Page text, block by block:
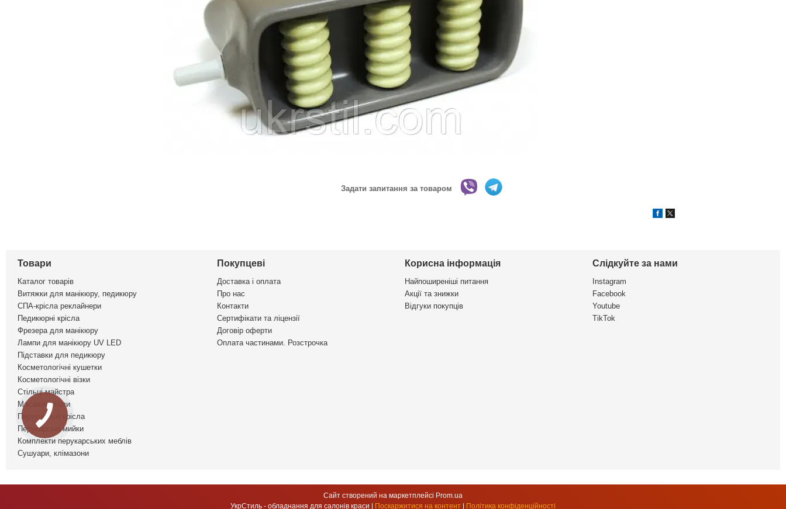
Задати запитання за товаром
Товари
Каталог товарів
Витяжки для манікюру, педикюру
СПА-крісла реклайнери
Педикюрні крісла
Фрезера для манікюру
Лампи для манікюру UV LED
Підставки для педикюру
Косметологічні кушетки
Косметологічні візки
Стільці майстра
Масажні столи
Перукарські крісла
Перукарські мийки
Комплекти перукарських меблів
Сушуари, клімазони
Покупцеві
Доставка і оплата
Про нас
Контакти
Сертифікати та ліцензії
Договір оферти
Оплата частинами. Розстрочка
Корисна інформація
Найпоширеніші питання
Акції та знижки
Відгуки покупців
Слідкуйте за нами
Instagram
Facebook
Youtube
TikTok
Сайт створений на маркетплейсі Prom.ua
Поскаржитися на контент Політика конфіденційності